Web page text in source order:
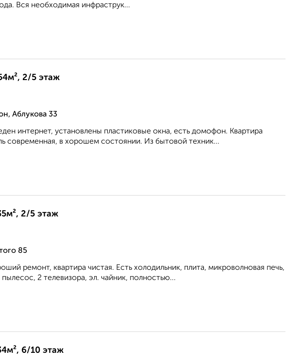
Вся необходимая инфраструк...
2/5 этаж
Аблукова 33
интернет, установлены пластиковые окна, есть домофон. Квартира
современная, в хорошем состоянии. Из бытовой техник...
2/5 этаж
85
ремонт, квартира чистая. Есть холодильник, плита, микроволновая печь,
2 телевизора, эл. чайник, полностью...
6/10 этаж